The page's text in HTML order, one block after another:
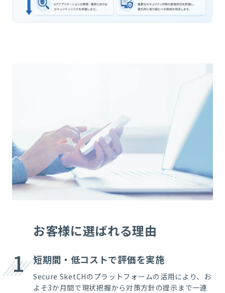
お客様に選ばれる理由
1 短期間・低コストで評価を実施
Secure SketCHのプラットフォームの活用により、お
よそ3か月間で現状把握から対策方針の提示まで一連